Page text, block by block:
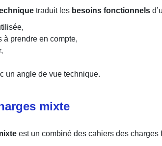
traduit les besoins fonctionnels
à prendre en compte,
un angle de vue technique.
mixte
est un combiné des cahiers des